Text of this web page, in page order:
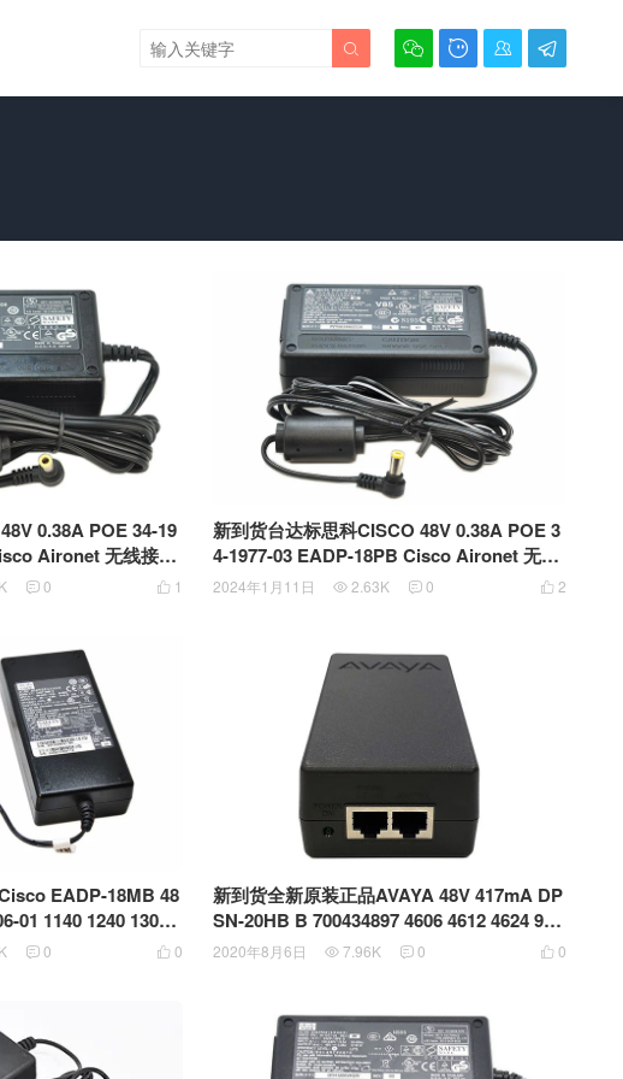
   

0.38A POE 34-19
Aironet 无线接入
 1
 0
新到货台达标思科CISCO 48V 0.38A POE 3
4-1977-03 EADP-18PB Cisco Aironet 无线
接入点电源适配器 泰国产
 2
2024年1月11日  2.63K  0
48
1300
 0
 0
新到货全新原装正品AVAYA 48V 417mA DP
SN-20HB B 700434897 4606 4612 4624 961
0 9620L 9620 9620C 9630 IP电话机电源
 0
2020年8月6日  7.96K  0